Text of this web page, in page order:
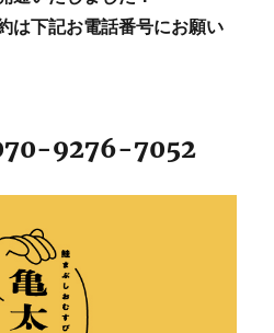
は下記お電話番号にお願い
9276-7052